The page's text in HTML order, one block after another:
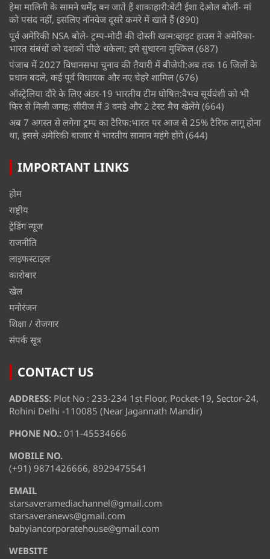
हेमा मालिनी के सामने धर्मेंद्र बन जाते हैं शाकाहारी:बेटी ईशा देओल बोलीं- मां
को पसंद नहीं, इसलिए नॉनवेज दूसरे कमरे में खाते हैं (890)
पूर्व अमेरिकी NSA बोले- ट्रम्प-मोदी की दोस्ती खत्म:व्हाइट हाउस ने अमेरिका-
भारत संबंधों को दशकों पीछे धकेला; इसे सुधारना मुश्किल (687)
पंजाब में 2027 विधानसभा चुनाव की तैयारी में बीजेपी:अब तक 16 जिलों के
प्रधान बदले, कई पूर्व विधायक और नए चेहरे शामिल (676)
ऑस्ट्रेलिया दौरे के लिए अंडर-19 भारतीय टीम घोषित:वैभव सूर्यवंशी को भी
फिर से मिली जगह; सीरीज में 3 वनडे और 2 टेस्ट मैच खेलेंगे (664)
अब 7 अगस्त से लगेगा ट्रम्प का टैरिफ:भारत पर आज से 25% टैरिफ लागू होना
था, इससे अमेरिकी बाजार में भारतीय सामान महंगे होंगे (644)
IMPORTANT LINKS
होम
राष्ट्रीय
ट्रेंडिंग न्यूज
राजनीति
लाइफस्टाइल
कारोबार
खेल
मनोरंजन
शिक्षा / रोजगार
संपर्क सूत्र
CONTACT US
ADDRESS: Plot No : 233-234 1st Floor, Pocket-19, Sector-24,
Rohini Delhi -110085 (Near Jagannath Mandir)
PHONE NO.: 011-45534666
MOBILE NO.
(+91) 9871426666, 8929475541
EMAIL
starsaveramediachannel@gmail.com
starsaveranews@gmail.com
babyiancorporatehouse@gmail.com
WEBSITE